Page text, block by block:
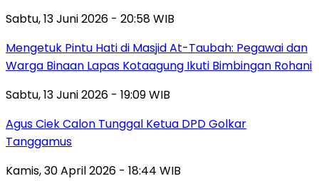
Sabtu, 13 Juni 2026 - 20:58 WIB
Mengetuk Pintu Hati di Masjid At-Taubah: Pegawai dan
Warga Binaan Lapas Kotaagung Ikuti Bimbingan Rohani
Sabtu, 13 Juni 2026 - 19:09 WIB
Agus Ciek Calon Tunggal Ketua DPD Golkar
Tanggamus
Kamis, 30 April 2026 - 18:44 WIB